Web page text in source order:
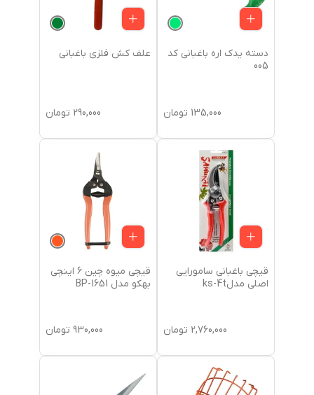
دسته یدک اره باغبانی کد
005
135,000 تومان
علف کش فلزی باغبانی
290,000 تومان
قیچی باغبانی سامورایی
اصلی مدلks-4t
2,760,000 تومان
قیچی میوه چین 6 اینچی
بهکو مدل BP-1651
930,000 تومان